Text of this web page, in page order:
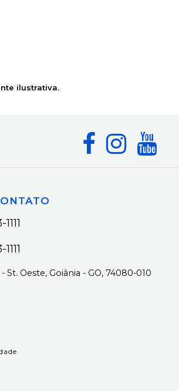
ilustrativa.
St. Oeste, Goiânia - GO, 74080-010